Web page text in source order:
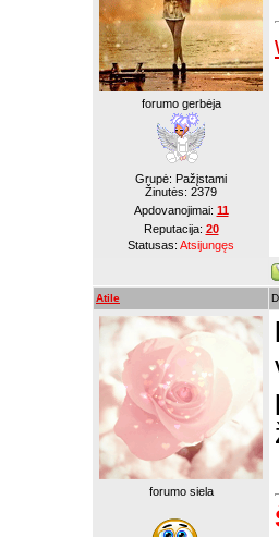
forumo gerbėja
Grupė: Pažįstami
Žinutės: 2379
Apdovanojimai: 11
Reputacija: 20
Statusas: Atsijungęs
Atile
forumo siela